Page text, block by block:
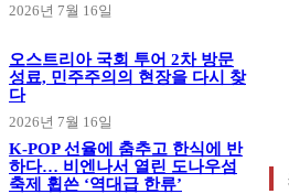
2026년 7월 16일
오스트리아 국회 투어 2차 방문
성료, 민주주의의 현장을 다시 찾
다
2026년 7월 16일
K-POP 선율에 춤추고 한식에 반
하다… 비엔나서 열린 도나우섬
축제 휩쓴 ‘역대급 한류’